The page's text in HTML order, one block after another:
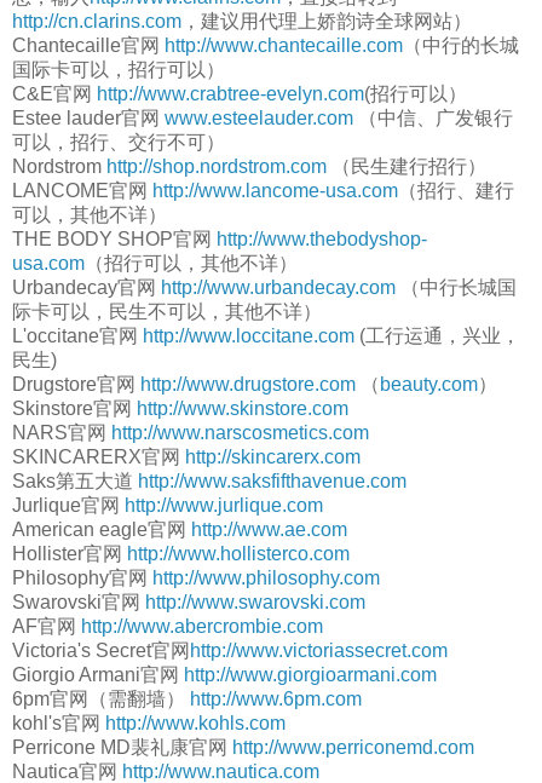
http://cn.clarins.com ，建议用代理上娇韵诗全球网站）
Chantecaille官网 http://www.chantecaille.com （中行的长城
国际卡可以，招行可以）
C&E官网 http://www.crabtree-evelyn.com(招行可以）
Estee lauder官网 www.esteelauder.com （中信、广发银行
可以，招行、交行不可）
Nordstrom http://shop.nordstrom.com （民生建行招行）
LANCOME官网 http://www.lancome-usa.com （招行、建行
可以，其他不详）
THE BODY SHOP官网 http://www.thebodyshop-
usa.com （招行可以，其他不详）
Urbandecay官网 http://www.urbandecay.com （中行长城国
际卡可以，民生不可以，其他不详）
L'occitane官网 http://www.loccitane.com (工行运通，兴业，
民生)
Drugstore官网 http://www.drugstore.com （ beauty.com）
Skinstore官网 http://www.skinstore.com
NARS官网 http://www.narscosmetics.com
SKINCARERX官网 http://skincarerx.com
Saks第五大道 http://www.saksfifthavenue.com
Jurlique官网 http://www.jurlique.com
American eagle官网 http://www.ae.com
Hollister官网 http://www.hollisterco.com
Philosophy官网 http://www.philosophy.com
Swarovski官网 http://www.swarovski.com
AF官网 http://www.abercrombie.com
Victoria's Secret官网 http://www.victoriassecret.com
Giorgio Armani官网 http://www.giorgioarmani.com
6pm官网（需翻墙）
http://www.6pm.com
kohl's官网 http://www.kohls.com
Perricone MD裴礼康官网 http://www.perriconemd.com
Nautica官网 http://www.nautica.com